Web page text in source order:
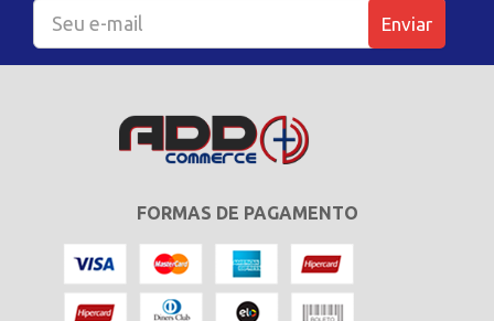
Enviar
FORMAS DE PAGAMENTO